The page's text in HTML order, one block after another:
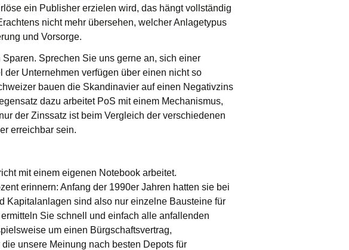
ein Publisher erzielen wird, das hängt vollständig
nicht mehr übersehen, welcher Anlagetypus
und Vorsorge.
Sprechen Sie uns gerne an, sich einer
Unternehmen verfügen über einen nicht so
bauen die Skandinavier auf einen Negativzins
dazu arbeitet PoS mit einem Mechanismus,
der Zinssatz ist beim Vergleich der verschiedenen
erreichbar sein.
mit einem eigenen Notebook arbeitet.
erinnern: Anfang der 1990er Jahren hatten sie bei
Kapitalanlagen sind also nur einzelne Bausteine für
Sie schnell und einfach alle anfallenden
um einen Bürgschaftsvertrag,
unsere Meinung nach besten Depots für